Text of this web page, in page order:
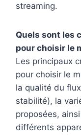
streaming.
Quels sont les
pour choisir le
Les principaux
pour choisir le
la qualité du
stabilité), la
proposées,
différents